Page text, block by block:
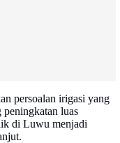
persoalan irigasi yang
peningkatan luas
di Luwu menjadi